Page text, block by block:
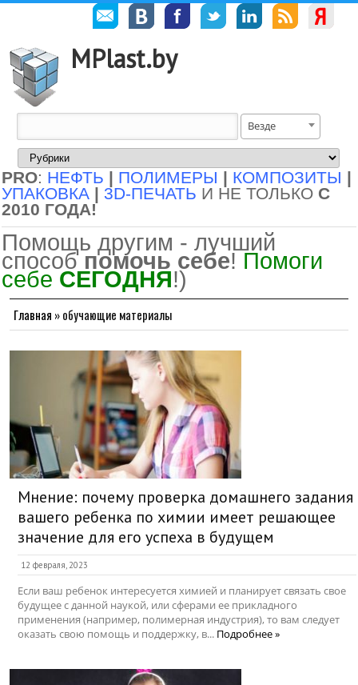
MPlast.by
Везде
PRO: НЕФТЬ | ПОЛИМЕРЫ | КОМПОЗИТЫ |
УПАКОВКА | 3D-ПЕЧАТЬ И НЕ ТОЛЬКО С
2010 ГОДА!
Помощь другим - лучший
способ помочь себе! Помоги
себе СЕГОДНЯ!)
Главная »обучающие материалы
Мнение: почему проверка домашнего задания
вашего ребенка по химии имеет решающее
значение для его успеха в будущем
12 февраля, 2023
Если ваш ребенок интересуется химией и планирует связать свое
будущее с данной наукой, или сферами ее прикладного
применения (например, полимерная индустрия), то вам следует
оказать свою помощь и поддержку, в... Подробнее »